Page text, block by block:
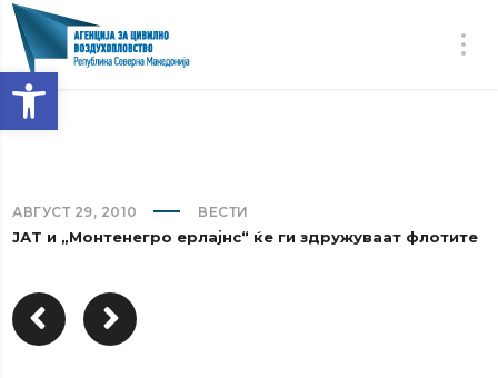
Open toolbar
АВГУСТ 29, 2010 ВЕСТИ
ЈАТ и „Монтенегро ерлајнс“ ќе ги здружуваат флотите